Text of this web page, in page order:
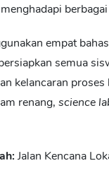
empat
semua
kelancaran
renang, science
Jalan Kencana